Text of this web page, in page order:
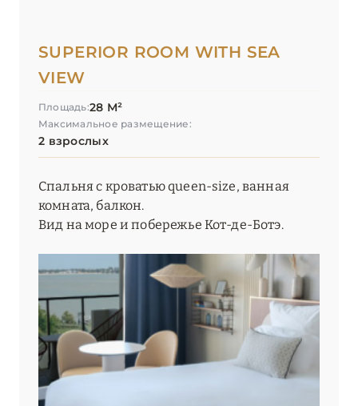
SUPERIOR ROOM WITH SEA
VIEW
Площадь:28 М²
Максимальное размещение:
2 взрослых
Спальня с кроватью queen-size, ванная
комната, балкон.
Вид на море и побережье Кот-де-Ботэ.